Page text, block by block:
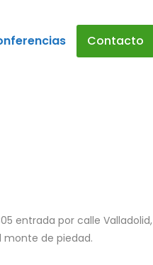
Contacto
entrada por calle Valladolid,
monte de piedad.